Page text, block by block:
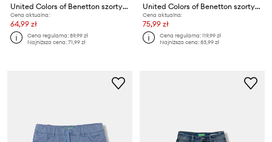
United Colors of Benetton szorty dziecięce bawełniane
Cena aktualna:
64,99 zł
Cena regularna:89,99 zł
Najniższa cena:71,99 zł
United Colors of Benetton szorty dziecięce jeansowe
Cena aktualna:
75,99 zł
Cena regularna:119,99 zł
Najniższa cena:83,99 zł